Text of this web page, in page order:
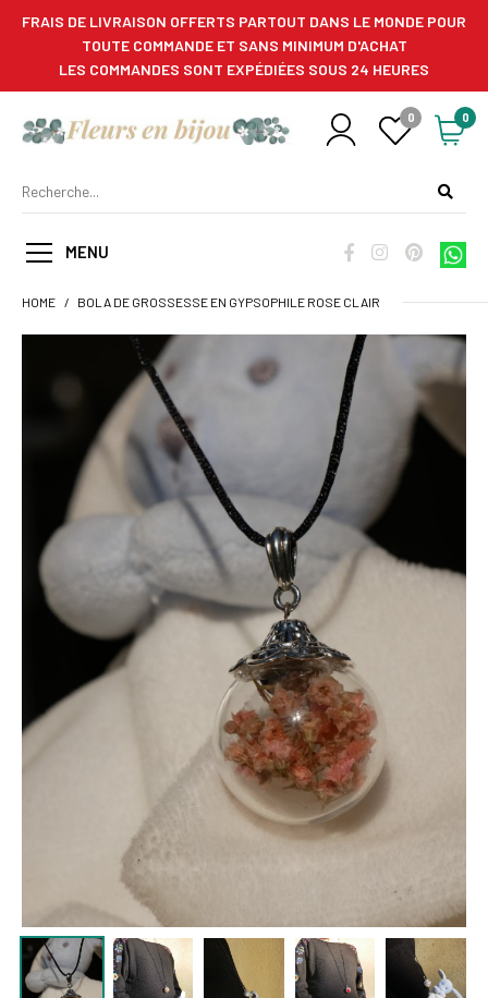
FRAIS DE LIVRAISON OFFERTS PARTOUT DANS LE MONDE POUR
TOUTE COMMANDE ET SANS MINIMUM D'ACHAT
LES COMMANDES SONT EXPÉDIÉES SOUS 24 HEURES
0 0
MENU
HOME BOLA DE GROSSESSE EN GYPSOPHILE ROSE CLAIR